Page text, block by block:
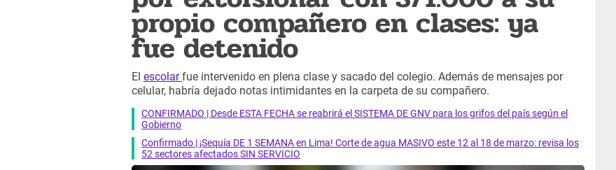
propio compañero en clases: ya
fue detenido
El escolarfue intervenido en plena clase y sacado del colegio. Además de mensajes por
celular, habría dejado notas intimidantes en la carpeta de su compañero.
CONFIRMADO | Desde ESTA FECHA se reabrirá el SISTEMA DE GNV para los grifos del país según el
Gobierno
Confirmado | ¡Sequía DE 1 SEMANA en Lima! Corte de agua MASIVO este 12 al 18 de marzo: revisa los
52 sectores afectados SIN SERVICIO